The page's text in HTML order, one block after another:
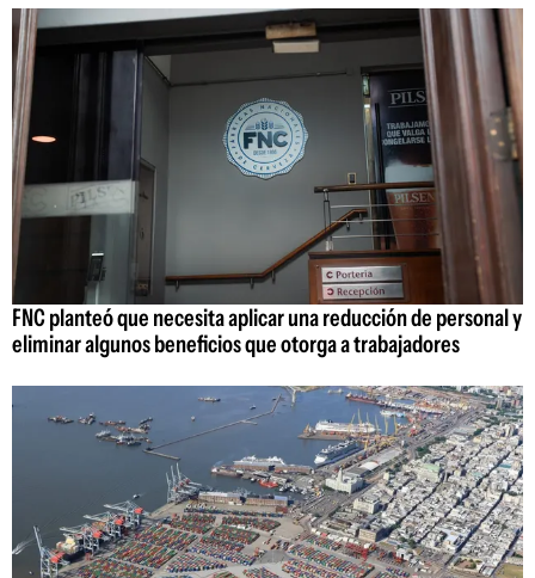
FNC planteó que necesita aplicar una reducción de personal y
eliminar algunos beneficios que otorga a trabajadores